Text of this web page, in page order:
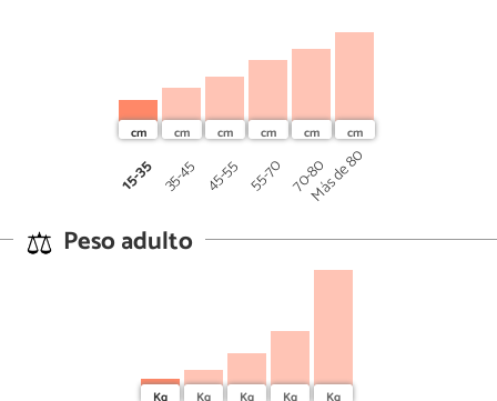
15-35 35-45 45-55 55-70 70-80
Más de 80
Peso adulto